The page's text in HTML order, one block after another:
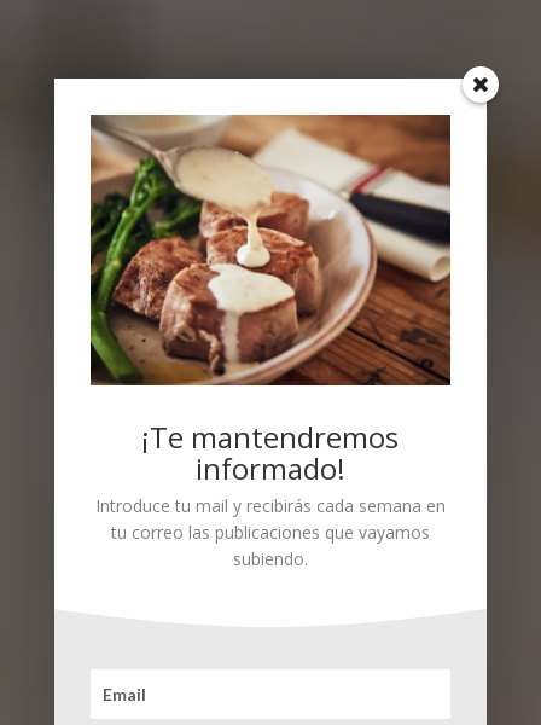
¡Te mantendremos
informado!
Introduce tu mail y recibirás cada semana en
tu correo las publicaciones que vayamos
subiendo.